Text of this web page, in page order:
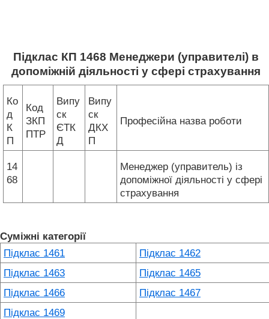
Підклас КП 1468 Менеджери (управителі) в
допоміжній діяльності у сфері страхування
Ко
д
К
П
Код
ЗКП
ПТР
Випу
ск
ЄТК
Д
Випу
ск
ДКХ
П
Професійна назва роботи
14
68
Менеджер (управитель) із
допоміжної діяльності у сфері
страхування
Суміжні категорії
Підклас 1461
Підклас 1462
Підклас 1463
Підклас 1465
Підклас 1466
Підклас 1467
Підклас 1469